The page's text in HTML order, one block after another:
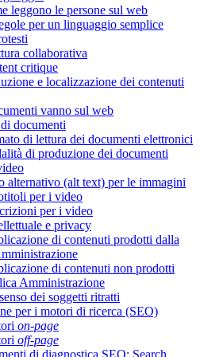
leggono le persone sul web
per un linguaggio semplice
collaborativa
critique
e localizzazione dei contenuti
vanno sul web
documenti
di lettura dei documenti elettronici
di produzione dei documenti
alternativo (alt text) per le immagini
per i video
per i video
e privacy
di contenuti prodotti dalla
di contenuti non prodotti
Amministrazione
dei soggetti ritratti
per i motori di ricerca (SEO)
on-page
off-page
di diagnostica SEO: Search